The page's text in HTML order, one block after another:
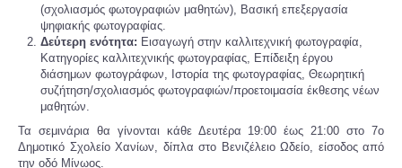
(σχολιασμός φωτογραφιών μαθητών), Βασική επεξεργασία
ψηφιακής φωτογραφίας.
Δεύτερη ενότητα: Εισαγωγή στην καλλιτεχνική φωτογραφία,
Κατηγορίες καλλιτεχνικής φωτογραφίας, Επίδειξη έργου
διάσημων φωτογράφων, Ιστορία της φωτογραφίας, Θεωρητική
συζήτηση/σχολιασμός φωτογραφιών/προετοιμασία έκθεσης νέων
μαθητών.
Τα σεμινάρια θα γίνονται κάθε Δευτέρα 19:00 έως 21:00 στο 7ο
Δημοτικό Σχολείο Χανίων, δίπλα στο Βενιζέλειο Ωδείο, είσοδος από
την οδό Μίνωος.